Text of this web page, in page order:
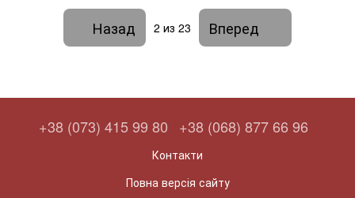
Назад 2 из 23 Вперед
+38 (073) 415 99 80 +38 (068) 877 66 96
Контакти
Повна версія сайту